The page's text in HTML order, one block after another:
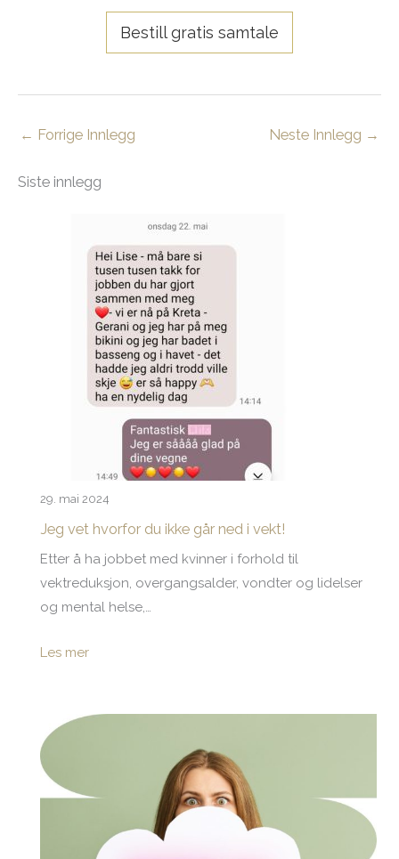
Bestill gratis samtale
← Forrige Innlegg Neste Innlegg →
Siste innlegg
29. mai 2024
Jeg vet hvorfor du ikke går ned i vekt!
Etter å ha jobbet med kvinner i forhold til
vektreduksjon, overgangsalder, vondter og lidelser
og mental helse,…
Les mer